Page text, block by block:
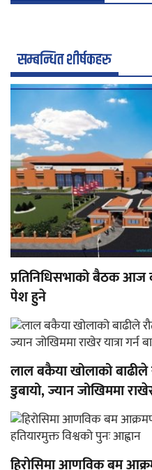
सम्बन्धित शीर्षकहरु
प्रतिनिधिसभाको बैठक आज
पेश हुने
लाल बकैया खोलाको बाढीले
डुबायो, ज्यान जोखिममा
हिरोसिमा आणविक बम